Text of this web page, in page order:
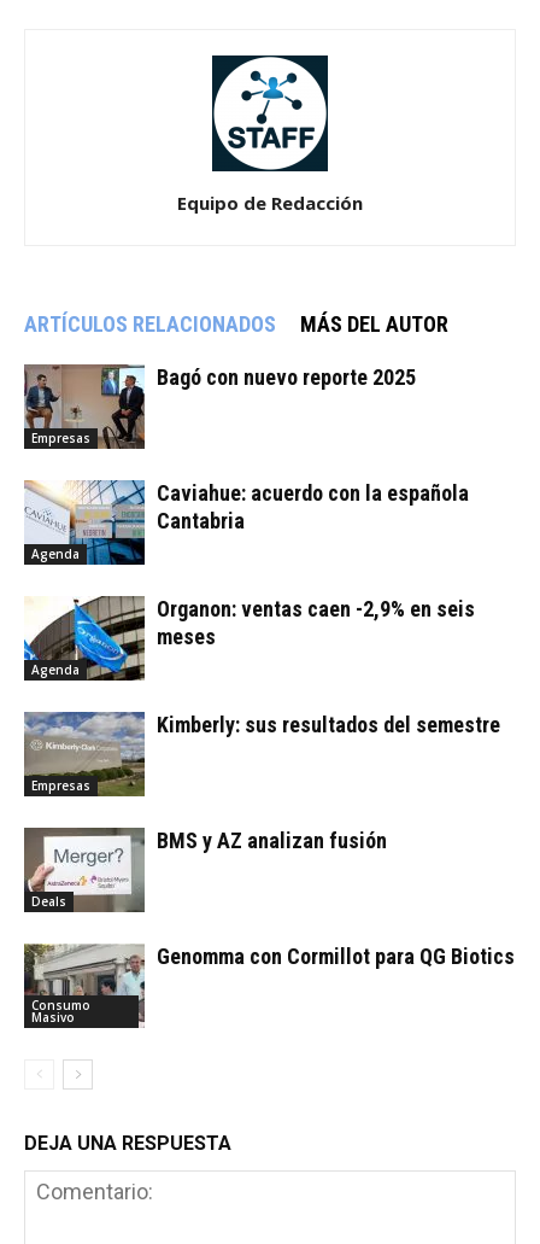
Equipo de Redacción
ARTÍCULOS RELACIONADOS MÁS DEL AUTOR
Empresas
Bagó con nuevo reporte 2025
Agenda
Caviahue: acuerdo con la española
Cantabria
Agenda
Organon: ventas caen -2,9% en seis
meses
Empresas
Kimberly: sus resultados del semestre
Deals
BMS y AZ analizan fusión
Consumo
Masivo
Genomma con Cormillot para QG Biotics
DEJA UNA RESPUESTA